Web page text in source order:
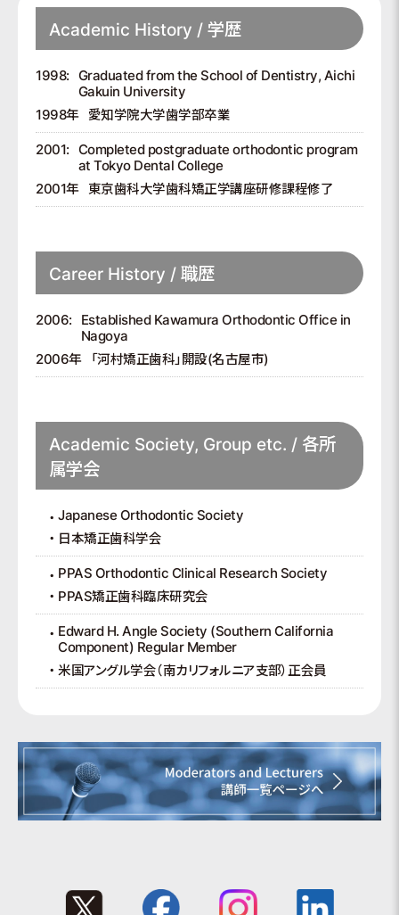
Academic History / 学歴
1998:
Graduated from the School of Dentistry, Aichi
Gakuin University
2001:
Completed postgraduate orthodontic program
at Tokyo Dental College
1998年 愛知学院大学歯学部卒業
2001年 東京歯科大学歯科矯正学講座研修課程修了
Career History / 職歴
2006:
Established Kawamura Orthodontic Office in
Nagoya
2006年
「河村矯正歯科」開設(名古屋市)
Academic Society, Group etc. / 各所
属学会
Japanese Orthodontic Society
PPAS Orthodontic Clinical Research Society
Edward H. Angle Society (Southern California
Component) Regular Member
日本矯正歯科学会
PPAS矯正歯科臨床研究会
米国アングル学会（南カリフォルニア支部）正会員